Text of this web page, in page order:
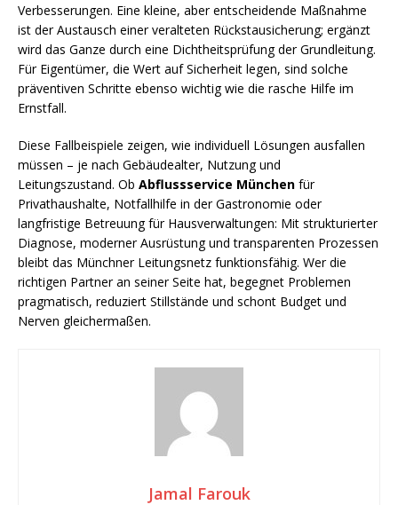
Verbesserungen. Eine kleine, aber entscheidende Maßnahme
ist der Austausch einer veralteten Rückstausicherung; ergänzt
wird das Ganze durch eine Dichtheitsprüfung der Grundleitung.
Für Eigentümer, die Wert auf Sicherheit legen, sind solche
präventiven Schritte ebenso wichtig wie die rasche Hilfe im
Ernstfall.
Diese Fallbeispiele zeigen, wie individuell Lösungen ausfallen
müssen – je nach Gebäudealter, Nutzung und
Leitungszustand. Ob Abflussservice München für
Privathaushalte, Notfallhilfe in der Gastronomie oder
langfristige Betreuung für Hausverwaltungen: Mit strukturierter
Diagnose, moderner Ausrüstung und transparenten Prozessen
bleibt das Münchner Leitungsnetz funktionsfähig. Wer die
richtigen Partner an seiner Seite hat, begegnet Problemen
pragmatisch, reduziert Stillstände und schont Budget und
Nerven gleichermaßen.
Jamal Farouk